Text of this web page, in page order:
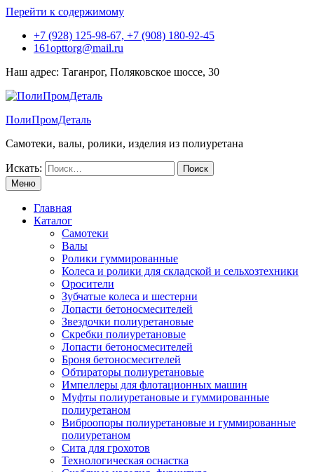
Перейти к содержимому
+7 (928) 125-98-67, +7 (908) 180-92-45
161opttorg@mail.ru
Наш адрес: Таганрог, Поляковское шоссе, 30
ПолиПромДеталь
Самотеки, валы, ролики, изделия из полиуретана
Искать:
Меню
Главная
Каталог
Самотеки
Валы
Ролики гуммированные
Колеса и ролики для складской и сельхозтехники
Оросители
Зубчатые колеса и шестерни
Лопасти бетоносмесителей
Звездочки полиуретановые
Скребки полиуретановые
Лопасти бетоносмесителей
Броня бетоносмесителей
Обтираторы полиуретановые
Импеллеры для флотационных машин
Муфты полиуретановые и гуммированные
полиуретаном
Виброопоры полиуретановые и гуммированные
полиуретаном
Сита для грохотов
Технологическая оснастка